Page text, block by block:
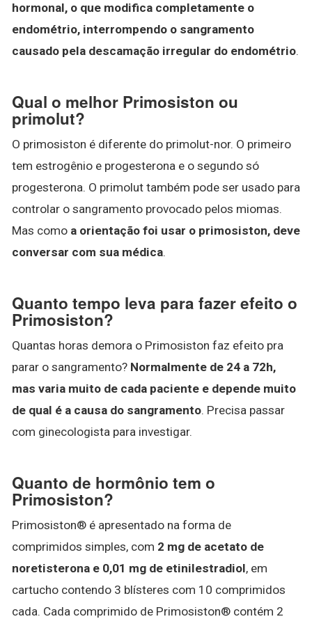
hormonal, o que modifica completamente o
endométrio, interrompendo o sangramento
causado pela descamação irregular do endométrio.
Qual o melhor Primosiston ou
primolut?
O primosiston é diferente do primolut-nor. O primeiro
tem estrogênio e progesterona e o segundo só
progesterona. O primolut também pode ser usado para
controlar o sangramento provocado pelos miomas.
Mas como a orientação foi usar o primosiston, deve
conversar com sua médica.
Quanto tempo leva para fazer efeito o
Primosiston?
Quantas horas demora o Primosiston faz efeito pra
parar o sangramento? Normalmente de 24 a 72h,
mas varia muito de cada paciente e depende muito
de qual é a causa do sangramento. Precisa passar
com ginecologista para investigar.
Quanto de hormônio tem o
Primosiston?
Primosiston® é apresentado na forma de
comprimidos simples, com 2 mg de acetato de
noretisterona e 0,01 mg de etinilestradiol, em
cartucho contendo 3 blísteres com 10 comprimidos
cada. Cada comprimido de Primosiston® contém 2